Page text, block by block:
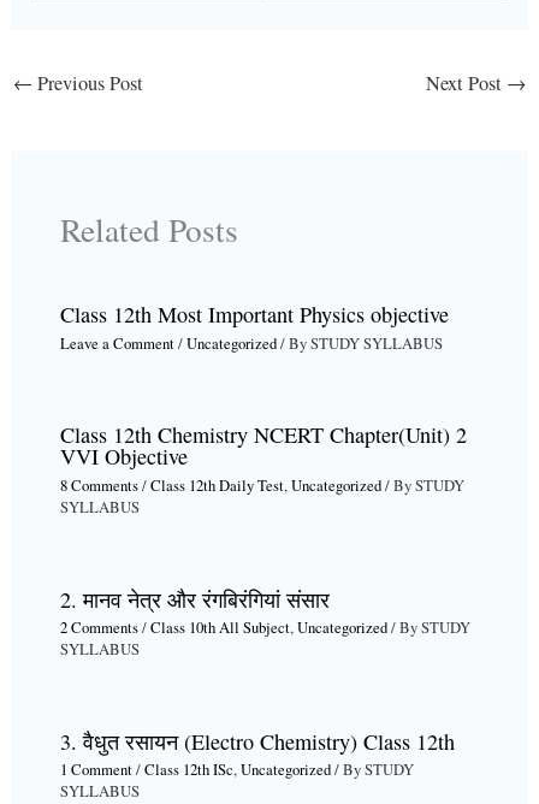
← Previous Post Next Post →
Related Posts
Class 12th Most Important Physics objective
Leave a Comment/Uncategorized/ BySTUDY SYLLABUS
Class 12th Chemistry NCERT Chapter(Unit) 2
VVI Objective
8 Comments/Class 12th Daily Test,Uncategorized/ BySTUDY
SYLLABUS
2. मानव नेत्र और रंगबिरंगियां संसार
2 Comments/Class 10th All Subject,Uncategorized/ BySTUDY
SYLLABUS
3. वैधुत रसायन (Electro Chemistry) Class 12th
1 Comment/Class 12th ISc,Uncategorized/ BySTUDY
SYLLABUS